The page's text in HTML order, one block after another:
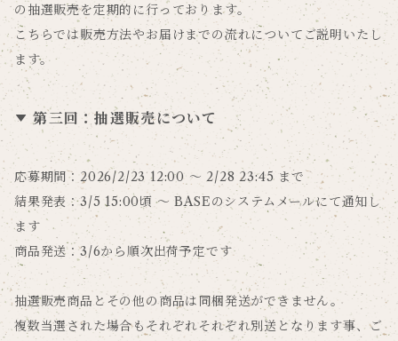
の抽選販売を定期的に行っております。
こちらでは販売方法やお届けまでの流れについてご説明いたし
ます。
第三回：抽選販売について
応募期間：2026/2/23 12:00 〜 2/28 23:45 まで
結果発表：3/5 15:00頃 〜 BASEのシステムメールにて通知し
ます
商品発送：3/6から順次出荷予定です
抽選販売商品とその他の商品は同梱発送ができません。
複数当選された場合もそれぞれそれぞれ別送となります事、ご